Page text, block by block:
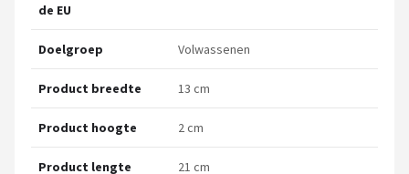
de EU
Doelgroep Volwassenen
Product breedte 13 cm
Product hoogte 2 cm
Product lengte 21 cm